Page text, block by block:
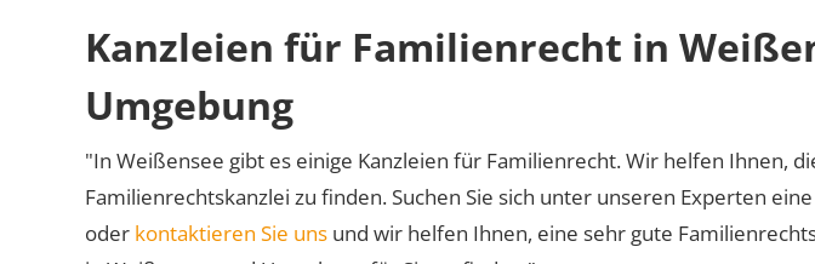
Kanzleien für Familienrecht in
Umgebung
"In Weißensee gibt es einige Kanzleien für Familienrecht. Wir helfen Ihnen,
Familienrechtskanzlei zu finden. Suchen Sie sich unter unseren Experten
oder kontaktieren Sie uns und wir helfen Ihnen, eine sehr gute